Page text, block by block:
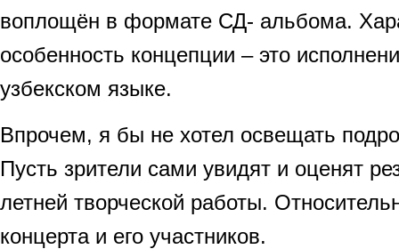
воплощён в формате СД- альбома.
особенность концепции – это
узбекском языке.
Впрочем, я бы не хотел освещать
Пусть зрители сами увидят и оценят
летней творческой работы.
концерта и его участников.